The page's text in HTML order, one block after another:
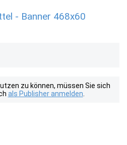
- Banner 468x60
zu können, müssen Sie sich
als Publisher anmelden